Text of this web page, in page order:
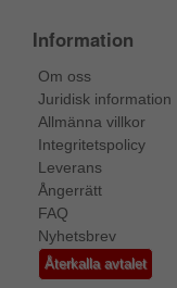
Information
Om oss
Juridisk information
Allmänna villkor
Integritetspolicy
Leverans
Ångerrätt
FAQ
Nyhetsbrev
Återkalla avtalet